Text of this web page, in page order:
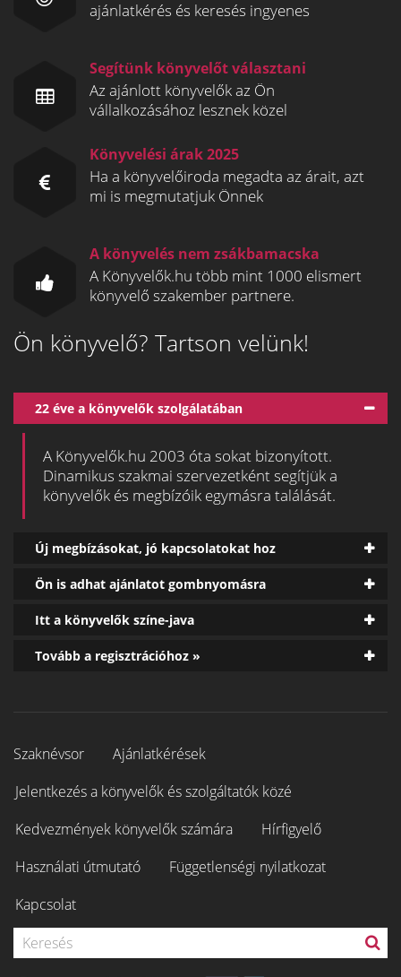
ajánlatkérés és keresés ingyenes
Segítünk könyvelőt választani
Az ajánlott könyvelők az Ön
vállalkozásához lesznek közel
Könyvelési árak 2025
Ha a könyvelőiroda megadta az árait, azt
mi is megmutatjuk Önnek
A könyvelés nem zsákbamacska
A Könyvelők.hu több mint 1000 elismert
könyvelő szakember partnere.
Ön könyvelő? Tartson velünk!
22 éve a könyvelők szolgálatában
A Könyvelők.hu 2003 óta sokat bizonyított.
Dinamikus szakmai szervezetként segítjük a
könyvelők és megbízóik egymásra találását.
Új megbízásokat, jó kapcsolatokat hoz
Ön is adhat ajánlatot gombnyomásra
Itt a könyvelők színe-java
Tovább a regisztrációhoz »
Szaknévsor
Ajánlatkérések
Jelentkezés a könyvelők és szolgáltatók közé
Kedvezmények könyvelők számára
Hírfigyelő
Használati útmutató
Függetlenségi nyilatkozat
Kapcsolat